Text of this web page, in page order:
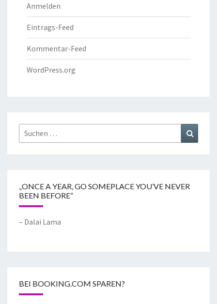
Anmelden
Eintrags-Feed
Kommentar-Feed
WordPress.org
„ONCE A YEAR, GO SOMEPLACE YOU’VE NEVER
BEEN BEFORE“
– Dalai Lama
BEI BOOKING.COM SPAREN?